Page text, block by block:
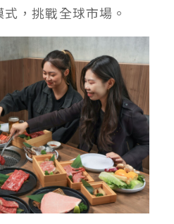
，挑戰全球市場。